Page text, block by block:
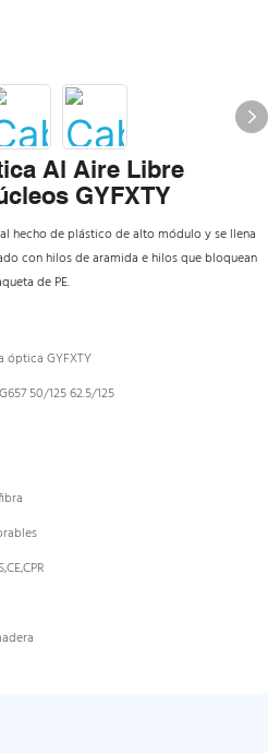
Al Aire Libre
GYFXTY
hecho de plástico de alto módulo y se llena
con hilos de aramida e hilos que bloquean
de PE.
óptica GYFXTY
50/125 62.5/125